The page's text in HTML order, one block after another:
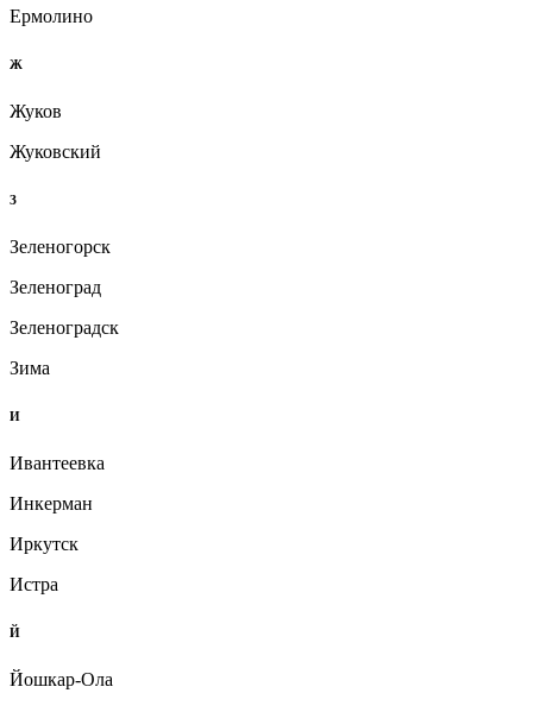
Ермолино
Ж
Жуков
Жуковский
З
Зеленогорск
Зеленоград
Зеленоградск
Зима
И
Ивантеевка
Инкерман
Иркутск
Истра
Й
Йошкар-Ола